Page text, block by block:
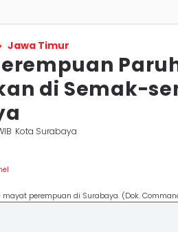
Jawa Timur
di Semak-
Kota Surabaya
perempuan di Surabaya. (Dok.